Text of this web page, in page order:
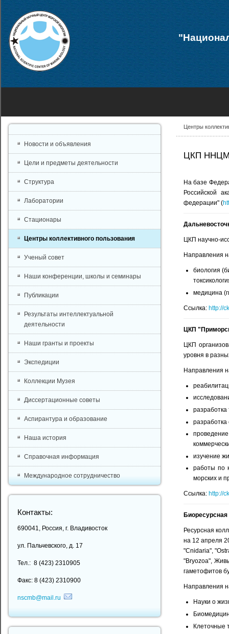
Центры
ЦКП
На базе
Российской
федерации" (
ЦКП научно-
Направления
биология
медицина
Ссылка: http://
ЦКП
ЦКП
уровня в
Направления
разработка
изучение
работы по
морских и
Ссылка: http://
Ресурсная
на 12 апреля
"Cnidaria",
"Bryozoa",
гаметофитов
Направления
Науки о
Клеточные
Новости и объявления
Цели и предметы деятельности
Структура
Лаборатории
Стационары
Центры коллективного пользования
Ученый совет
Наши конференции, школы и семинары
Публикации
Результаты интеллектуальной
деятельности
Наши гранты и проекты
Экспедиции
Коллекции Музея
Диссертационные советы
Аспирантура и образование
Наша история
Справочная информация
Международное сотрудничество
Контакты:
690041, Россия, г. Владивосток
ул. Пальчевского, д. 17
Тел.: 8 (423) 2310905
Факс: 8 (423) 2310900
nscmb@mail.ru